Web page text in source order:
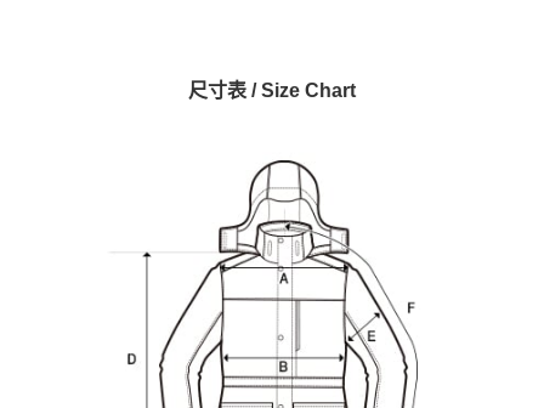
尺寸表 / Size Chart